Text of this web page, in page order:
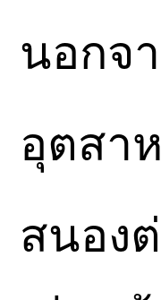
นอกจ
อุตสา
สนอง